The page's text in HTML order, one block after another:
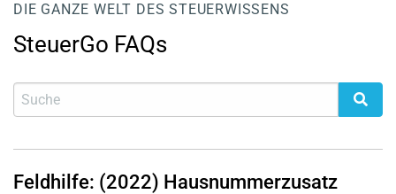
DIE GANZE WELT DES STEUERWISSENS
SteuerGo FAQs
Feldhilfe: (2022) Hausnummerzusatz